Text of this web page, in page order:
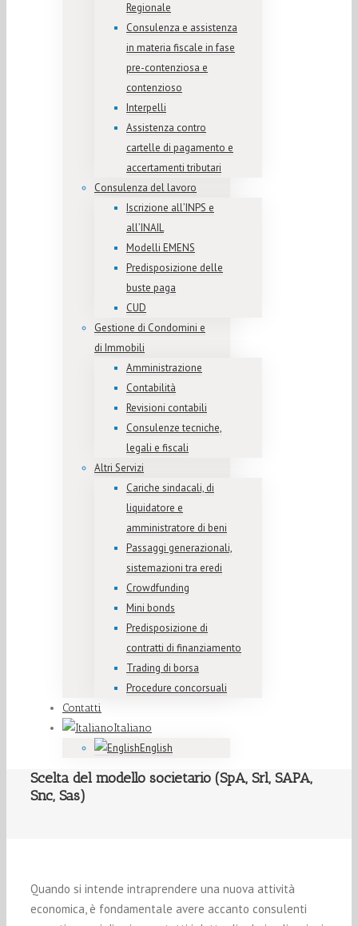
Regionale
Consulenza e assistenza
in materia fiscale in fase
pre-contenziosa e
contenzioso
Interpelli
Assistenza contro
cartelle di pagamento e
accertamenti tributari
Consulenza del lavoro
Iscrizione all’INPS e
all’INAIL
Modelli EMENS
Predisposizione delle
buste paga
CUD
Gestione di Condomini e
di Immobili
Amministrazione
Contabilità
Revisioni contabili
Consulenze tecniche,
legali e fiscali
Altri Servizi
Cariche sindacali, di
liquidatore e
amministratore di beni
Passaggi generazionali,
sistemazioni tra eredi
Crowdfunding
Mini bonds
Predisposizione di
contratti di finanziamento
Trading di borsa
Procedure concorsuali
Contatti
Italiano
English
Scelta del modello societario (SpA, Srl, SAPA,
Snc, Sas)
Quando si intende intraprendere una nuova attività
economica, è fondamentale avere accanto consulenti